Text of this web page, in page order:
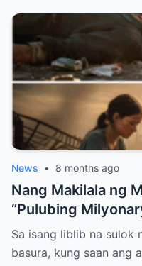
News • 8 months ago
Nang Makilala ng
“Pulubing
Nabunyag ang
Kapalaran Nila
Sa isang liblib na sulok
basura, kung saan ang